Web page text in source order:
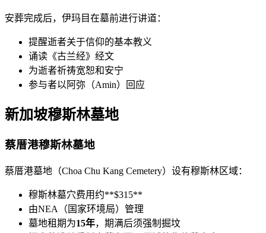
安葬完成后，伊玛目在墓前进行讲道：
提醒逝者关于信仰的基本教义
诵读《古兰经》经文
为逝者祈祷宽恕和安宁
参与者以阿弥（Amin）回应
新加坡穆斯林墓地
蔡厝港穆斯林墓地
蔡厝港墓地（Choa Chu Kang Cemetery）设有穆斯林区域：
穆斯林墓穴费用约**$315**
由NEA（国家环境局）管理
墓地租期为15年，期满后须强制掘坟